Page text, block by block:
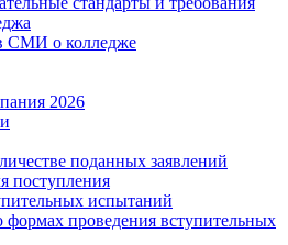
СМИ о колледже
2026
поданных заявлений
поступления
испытаний
проведения вступительных